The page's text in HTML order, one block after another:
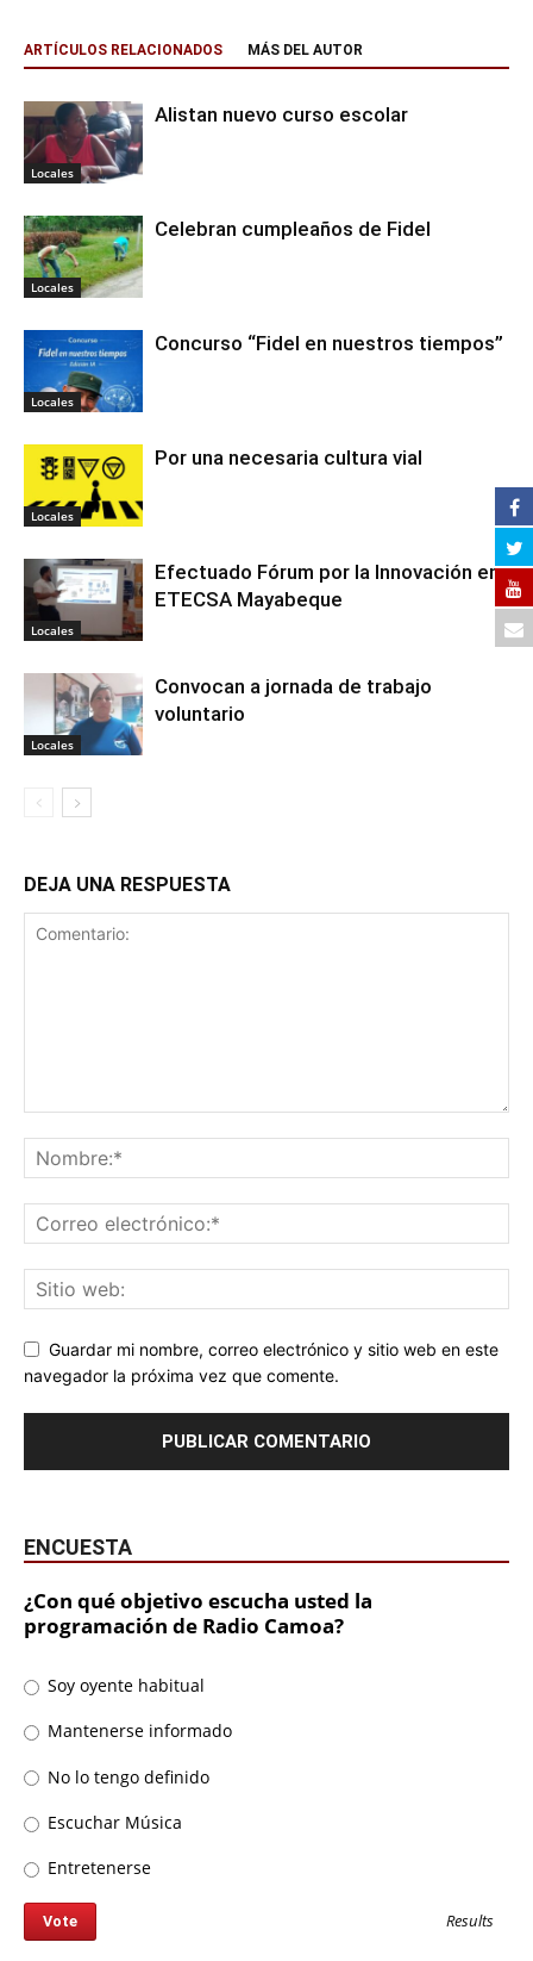
ARTÍCULOS RELACIONADOS MÁS DEL AUTOR
Locales
Alistan nuevo curso escolar
Locales
Celebran cumpleaños de Fidel
Locales
Concurso “Fidel en nuestros tiempos”
Locales
Por una necesaria cultura vial
Locales
Efectuado Fórum por la Innovación en
ETECSA Mayabeque
Locales
Convocan a jornada de trabajo
voluntario
DEJA UNA RESPUESTA
Guardar mi nombre, correo electrónico y sitio web en este
navegador la próxima vez que comente.
ENCUESTA
¿Con qué objetivo escucha usted la
programación de Radio Camoa?
Soy oyente habitual
Mantenerse informado
No lo tengo definido
Escuchar Música
Entretenerse
Results